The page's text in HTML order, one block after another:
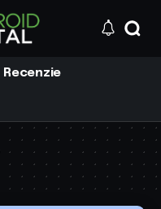
Recenzie